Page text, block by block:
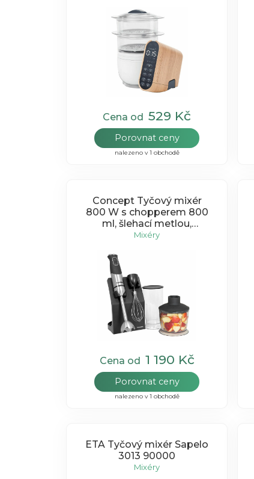
Cena od 529 Kč
Porovnat ceny
nalezeno v 1 obchodě
Concept Tyčový mixér
800 W s chopperem 800
ml, šlehací metlou,
stojánkem a mixovací
Mixéry
Cena od 1 190 Kč
Porovnat ceny
nalezeno v 1 obchodě
ETA Tyčový mixér Sapelo
3013 90000
Mixéry